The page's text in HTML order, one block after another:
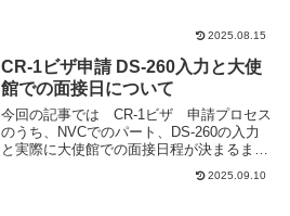
が終了し、3日にCEACのビザステータス...
2025.08.15
CR-1ビザ申請 DS-260入力と大使
館での面接日について
今回の記事では CR-1ビザ 申請プロセス
のうち、NVCでのパート、DS-260の入力
と実際に大使館での面接日程が決まるまで
の流れについてまとめました。DS-260入
力 〜 NVCへ書類提出私・妻・義母 が
2025.09.10